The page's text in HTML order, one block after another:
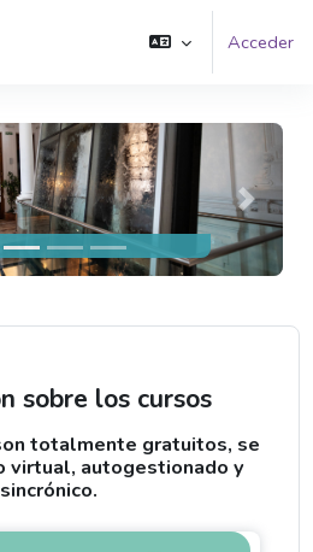
Acceder
sobre los cursos
totalmente gratuitos, se
virtual, autogestionado y